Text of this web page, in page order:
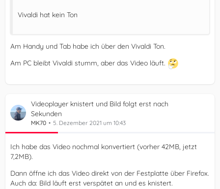
Vivaldi hat kein Ton
Am Handy und Tab habe ich über den Vivaldi Ton.
Am PC bleibt Vivaldi stumm, aber das Video läuft.
Videoplayer knistert und Bild folgt erst nach
Sekunden
MK70 5. Dezember 2021 um 10:43
Ich habe das Video nochmal konvertiert (vorher 42MB, jetzt
7,2MB).
Dann öffne ich das Video direkt von der Festplatte über Firefox.
Auch da: Bild läuft erst verspätet an und es knistert.